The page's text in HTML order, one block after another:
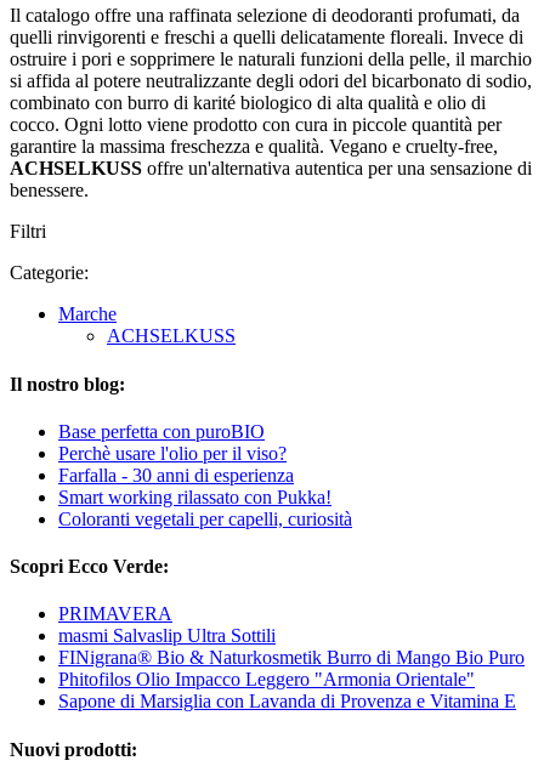
Il catalogo offre una raffinata selezione di deodoranti profumati, da
quelli rinvigorenti e freschi a quelli delicatamente floreali. Invece di
ostruire i pori e sopprimere le naturali funzioni della pelle, il marchio
si affida al potere neutralizzante degli odori del bicarbonato di sodio,
combinato con burro di karité biologico di alta qualità e olio di
cocco. Ogni lotto viene prodotto con cura in piccole quantità per
garantire la massima freschezza e qualità. Vegano e cruelty-free,
ACHSELKUSS offre un'alternativa autentica per una sensazione di
benessere.
Filtri
Categorie:
Marche
ACHSELKUSS
Il nostro blog:
Base perfetta con puroBIO
Perchè usare l'olio per il viso?
Farfalla - 30 anni di esperienza
Smart working rilassato con Pukka!
Coloranti vegetali per capelli, curiosità
Scopri Ecco Verde:
PRIMAVERA
masmi Salvaslip Ultra Sottili
FINigrana® Bio & Naturkosmetik Burro di Mango Bio Puro
Phitofilos Olio Impacco Leggero "Armonia Orientale"
Sapone di Marsiglia con Lavanda di Provenza e Vitamina E
Nuovi prodotti: